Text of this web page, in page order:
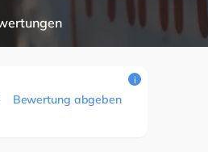
Bewertung abgeben
i